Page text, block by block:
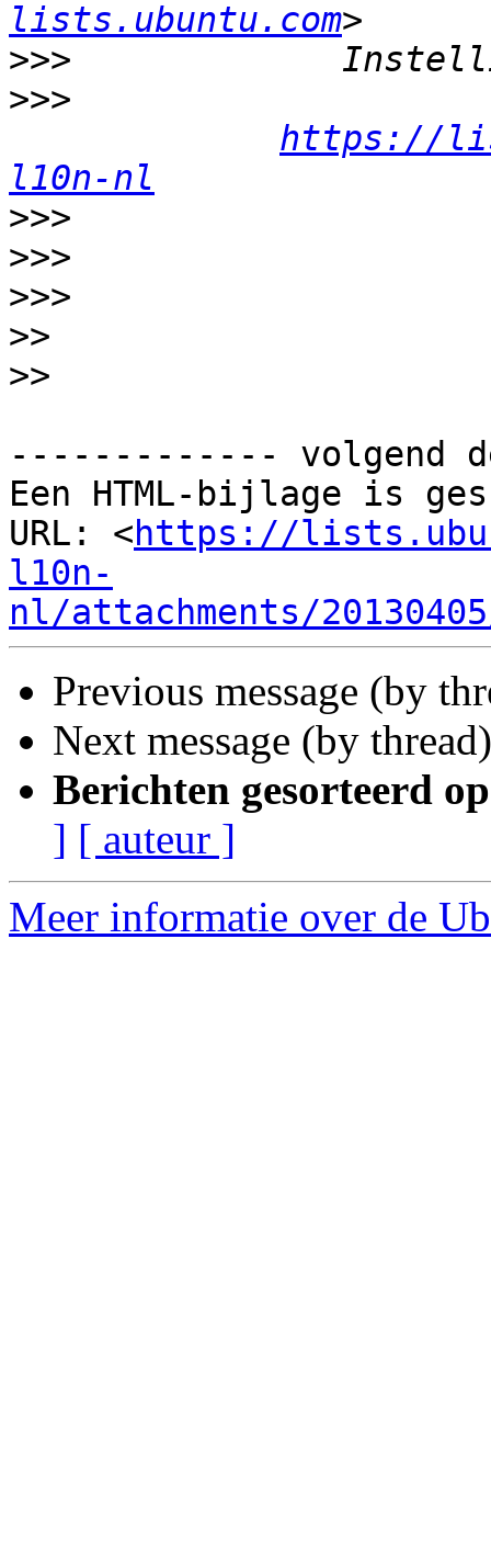
lists.ubuntu.com
>>>
>>>
https://
l10n-nl
>>>
>>>
>>>
>>
>>
------------- volgend
Een HTML-bijlage is
URL: <https://
l10n-
nl/attachments/
Previous message (by
Next message (by
Berichten gesorteerd
] [ auteur ]
Meer informatie over de